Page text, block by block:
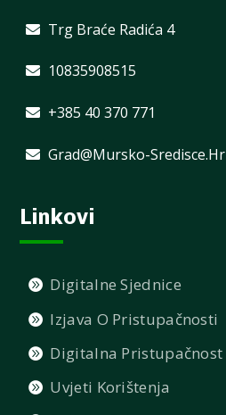
Trg Braće Radića 4
10835908515
+385 40 370 771
Grad@mursko-Sredisce.hr
Linkovi
Digitalne Sjednice
Izjava O Pristupačnosti
Digitalna Pristupačnost
Uvjeti Korištenja